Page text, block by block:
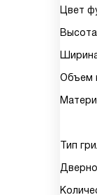
Цвет
Высота
Объем
Тип